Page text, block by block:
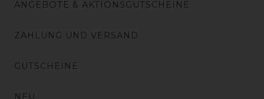
ANGEBOTE & AKTIONSGUTSCHEINE
ZAHLUNG UND VERSAND
GUTSCHEINE
NEU